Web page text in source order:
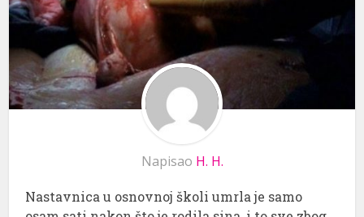
Napisao H. H.
Nastavnica u osnovnoj školi umrla je samo